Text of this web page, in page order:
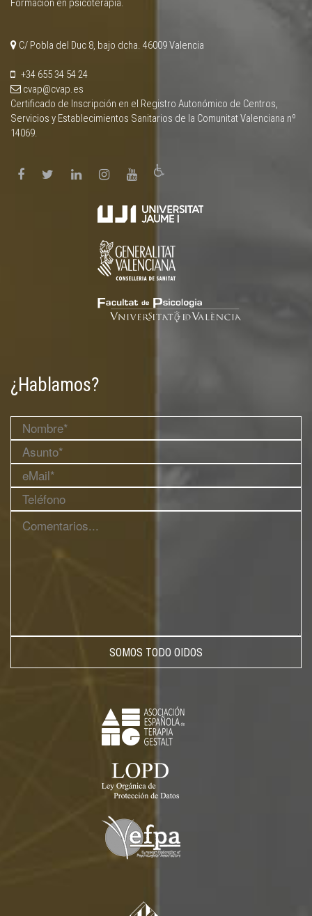
Formación en psicoterapia.
C/ Pobla del Duc 8, bajo dcha. 46009 Valencia
+34 655 34 54 24
cvap@cvap.es
Certificado de Inscripción en el Registro Autonómico de Centros,
Servicios y Establecimientos Sanitarios de la Comunitat Valenciana nº
14069.
¿Hablamos?
SOMOS TODO OIDOS